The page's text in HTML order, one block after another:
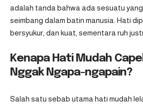
adalah tanda bahwa ada sesuatu
seimbang dalam batin manusia. Hati
bersyukur, dan kuat, sementara ruh
Kenapa Hati Mudah
Nggak Ngapa-ngapain?
Salah satu sebab utama hati mudah